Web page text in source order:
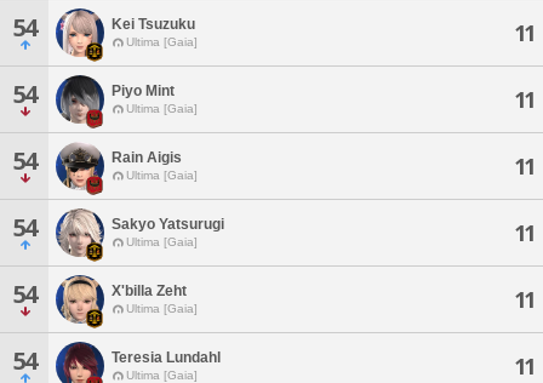
54 Kei Tsuzuku
Ultima [Gaia] 11
54 Piyo Mint
Ultima [Gaia] 11
54 Rain Aigis
Ultima [Gaia] 11
54 Sakyo Yatsurugi
Ultima [Gaia] 11
54 X'billa Zeht
Ultima [Gaia] 11
54 Teresia Lundahl
Ultima [Gaia] 11